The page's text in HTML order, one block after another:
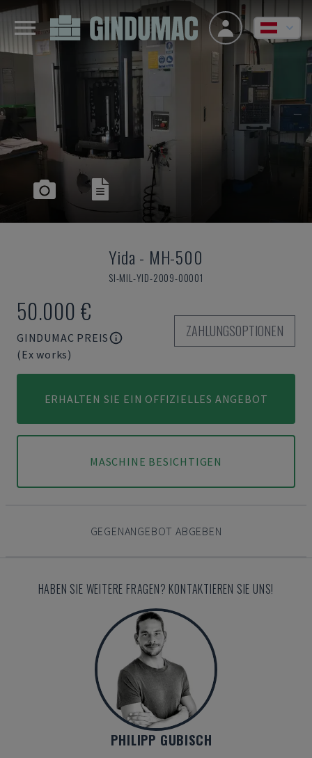
Yida - MH-500
SI-MIL-YID-2009-00001
50.000 €
GINDUMAC PREIS
(Ex works)
ZAHLUNGSOPTIONEN
ERHALTEN SIE EIN OFFIZIELLES ANGEBOT
MASCHINE BESICHTIGEN
GEGENANGEBOT ABGEBEN
HABEN SIE WEITERE FRAGEN? KONTAKTIEREN SIE UNS!
PHILIPP GUBISCH